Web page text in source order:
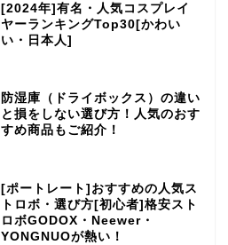
[2024年]有名・人気コスプレイ
ヤーランキングTop30[かわい
い・日本人]
防湿庫（ドライボックス）の違い
と損をしない選び方！人気のおす
すめ商品もご紹介！
[ポートレート]おすすめの人気ス
トロボ・選び方[初心者]格安スト
ロボGODOX・Neewer・
YONGNUOが熱い！